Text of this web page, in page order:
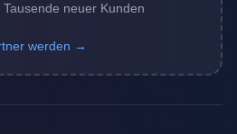
neuer Kunden
werden →